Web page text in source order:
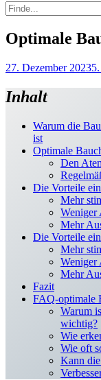
bei
der
Suche
Suche
nach:
Optimale
Posted
27. Dezember 2023
Inhalt
Warum die
ist
Optimale
Den
Die Vorteile
Mehr
Weniger
Mehr
Die Vorteile
Mehr
Weniger
Mehr
Fazit
FAQ-optimale
Warum
wichtig?
Wie
Wie oft
Kann